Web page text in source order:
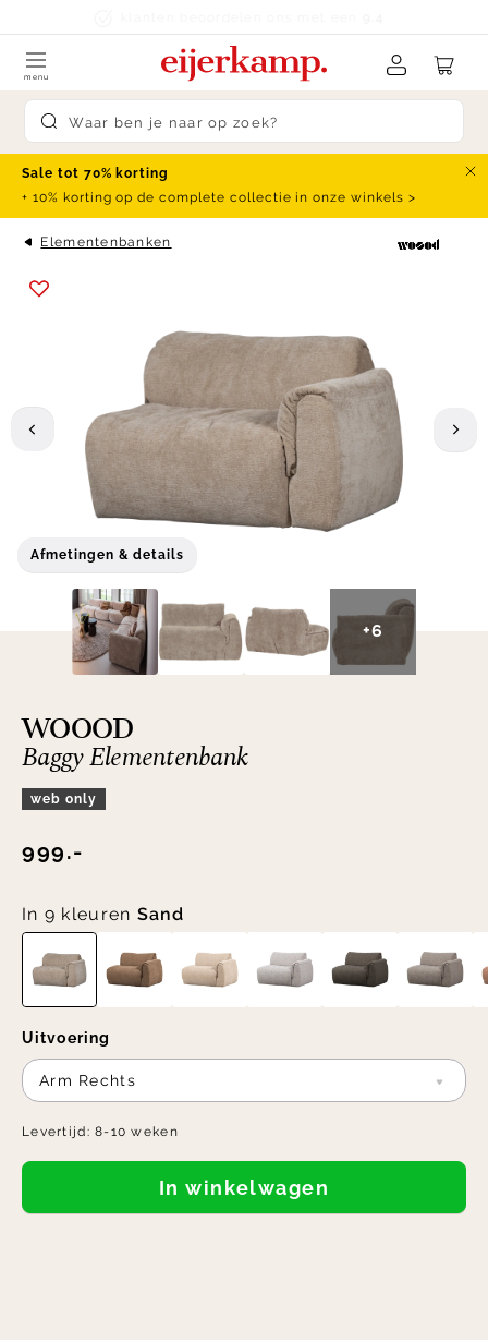
Submit search
menu
Sale tot 70% korting
+ 10% korting op de complete collectie in onze winkels >
Elementenbanken
Afmetingen & details
+6
WOOOD
Baggy Elementenbank
web only
999.-
In 9 kleuren Sand
Uitvoering
Arm Rechts
Levertijd:8-10 weken
In winkelwagen